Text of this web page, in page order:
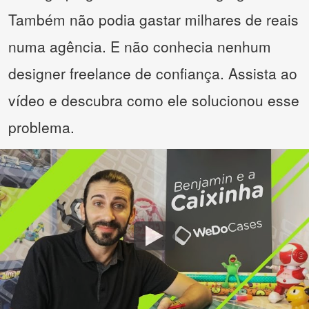
Também não podia gastar milhares de reais
numa agência. E não conhecia nenhum
designer freelance de confiança. Assista ao
vídeo e descubra como ele solucionou esse
problema.